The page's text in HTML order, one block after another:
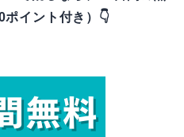
イント付き）👇